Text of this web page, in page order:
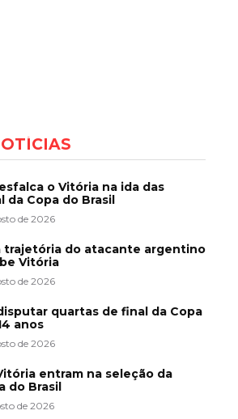
o Vitória na ida das
da Copa do Brasil
de 2026
trajetória do atacante argentino
Vitória
de 2026
quartas de final da Copa
anos
de 2026
entram na seleção da
do Brasil
de 2026